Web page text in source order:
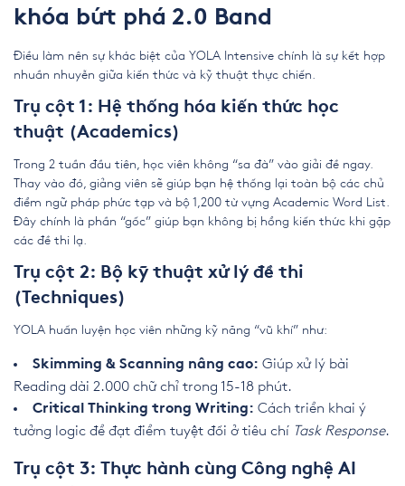
khóa bứt phá 2.0 Band
Điều làm nên sự khác biệt của YOLA Intensive chính là sự kết hợp
nhuần nhuyễn giữa kiến thức và kỹ thuật thực chiến.
Trụ cột 1: Hệ thống hóa kiến thức học
thuật (Academics)
Trong 2 tuần đầu tiên, học viên không “sa đà” vào giải đề ngay.
Thay vào đó, giảng viên sẽ giúp bạn hệ thống lại toàn bộ các chủ
điểm ngữ pháp phức tạp và bộ 1,200 từ vựng Academic Word List.
Đây chính là phần “gốc” giúp bạn không bị hổng kiến thức khi gặp
các đề thi lạ.
Trụ cột 2: Bộ kỹ thuật xử lý đề thi
(Techniques)
YOLA huấn luyện học viên những kỹ năng “vũ khí” như:
Skimming & Scanning nâng cao: Giúp xử lý bài
Reading dài 2.000 chữ chỉ trong 15-18 phút.
Critical Thinking trong Writing: Cách triển khai ý
tưởng logic để đạt điểm tuyệt đối ở tiêu chí Task Response.
Trụ cột 3: Thực hành cùng Công nghệ AI